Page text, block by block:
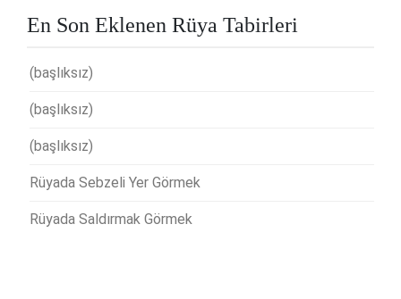
En Son Eklenen Rüya Tabirleri
(başlıksız)
(başlıksız)
(başlıksız)
Rüyada Sebzeli Yer Görmek
Rüyada Saldırmak Görmek